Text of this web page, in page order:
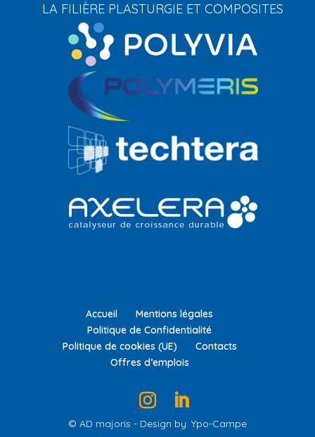
LA FILIÈRE PLASTURGIE ET COMPOSITES
Accueil
Mentions légales
Politique de Confidentialité
Politique de cookies (UE)
Contacts
Offres d’emplois
© AD majoris - Design by: Ypo-Campe